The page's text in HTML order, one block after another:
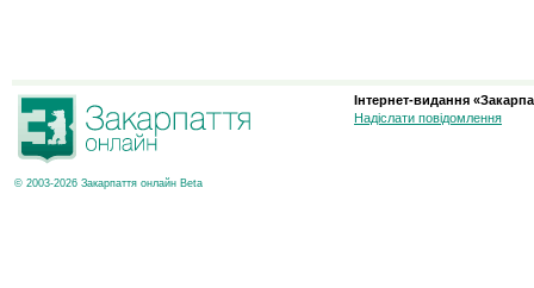
© 2003-2026 Закарпаття онлайн Beta
Інтернет-видання
Надіслати повідомлення